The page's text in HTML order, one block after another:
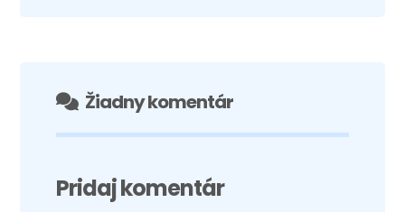
Žiadny komentár
Pridaj komentár